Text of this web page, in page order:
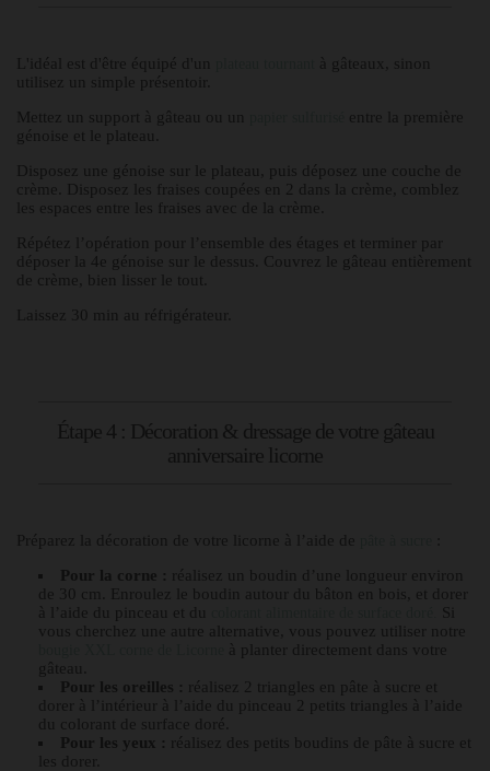
L'idéal est d'être équipé d'un
à gâteaux, sinon
utilisez un simple présentoir.
Mettez un support à gâteau ou un
entre la première
génoise et le plateau.
Disposez une génoise sur le plateau, puis déposez une couche de
crème. Disposez les fraises coupées en 2 dans la crème, comblez
les espaces entre les fraises avec de la crème.
Répétez l’opération pour l’ensemble des étages et terminer par
déposer la 4e génoise sur le dessus. Couvrez le gâteau entièrement
de crème, bien lisser le tout.
Laissez 30 min au réfrigérateur.
Étape 4 : Décoration & dressage de votre gâteau
anniversaire licorne
Préparez la décoration de votre licorne à l’aide de
Pour la corne :
réalisez un boudin d’une longueur environ
de 30 cm. Enroulez le boudin autour du bâton en bois, et dorer
à l’aide du pinceau et du
Si
vous cherchez une autre alternative, vous pouvez utiliser notre
à planter directement dans votre
gâteau.
Pour les oreilles :
réalisez 2 triangles en pâte à sucre et
dorer à l’intérieur à l’aide du pinceau 2 petits triangles à l’aide
du colorant de surface doré.
Pour les yeux :
réalisez des petits boudins de pâte à sucre et
les dorer.